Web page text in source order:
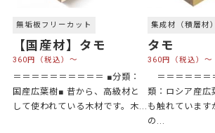
無垢板フリーカット
【国産材】タモ
360円（税込）～
＝＝＝＝＝＝＝＝＝＝ ■分類：
国産広葉樹■ 昔から、高級材と
して使われている木材です。木...
集成材（積層材
タモ
360円（税込）～
＝＝＝＝＝＝
類：ロシア産広
も触れています
の...